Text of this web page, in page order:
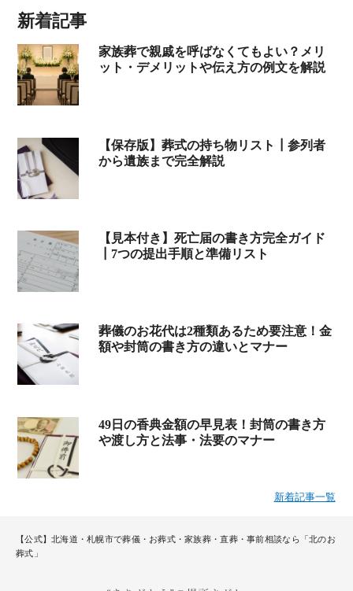
新着記事
家族葬で親戚を呼ばなくてもよい？メリ
ット・デメリットや伝え方の例文を解説
【保存版】葬式の持ち物リスト┃参列者
から遺族まで完全解説
【見本付き】死亡届の書き方完全ガイド
┃7つの提出手順と準備リスト
葬儀のお花代は2種類あるため要注意！金
額や封筒の書き方の違いとマナー
49日の香典金額の早見表！封筒の書き方
や渡し方と法事・法要のマナー
新着記事一覧
【公式】北海道・札幌市で葬儀・お葬式・家族葬・直葬・事前相談なら「北のお
葬式」